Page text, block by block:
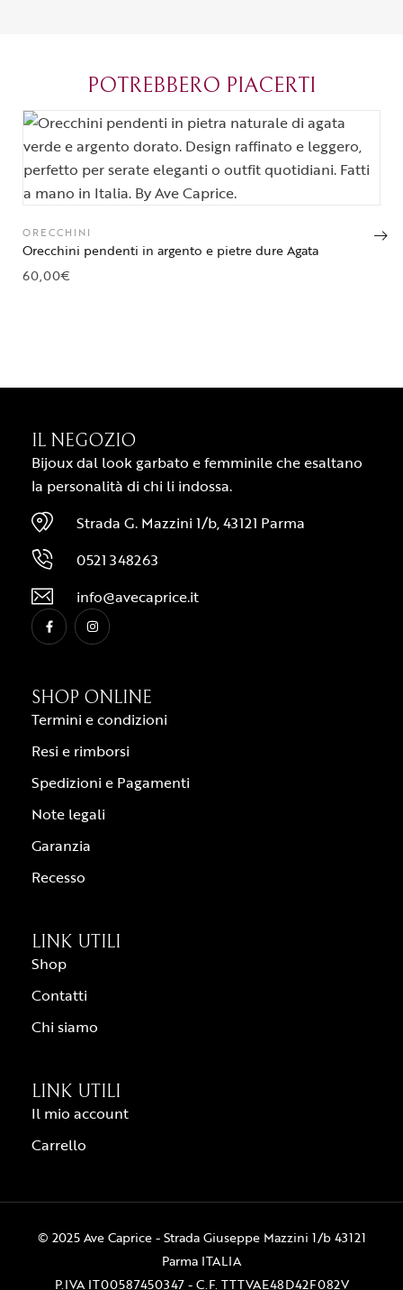
POTREBBERO PIACERTI
ORECCHINI
Orecchini pendenti in argento e pietre dure Agata
60,00€
IL NEGOZIO
Bijoux dal look garbato e femminile che esaltano
la personalità di chi li indossa.
Strada G. Mazzini 1/b, 43121 Parma
0521 348263
info@avecaprice.it
SHOP ONLINE
Termini e condizioni
Resi e rimborsi
Spedizioni e Pagamenti
Note legali
Garanzia
Recesso
LINK UTILI
Shop
Contatti
Chi siamo
LINK UTILI
Il mio account
Carrello
© 2025 Ave Caprice - Strada Giuseppe Mazzini 1/b 43121
Parma ITALIA
P.IVA IT00587450347 - C.F. TTTVAE48D42F082V